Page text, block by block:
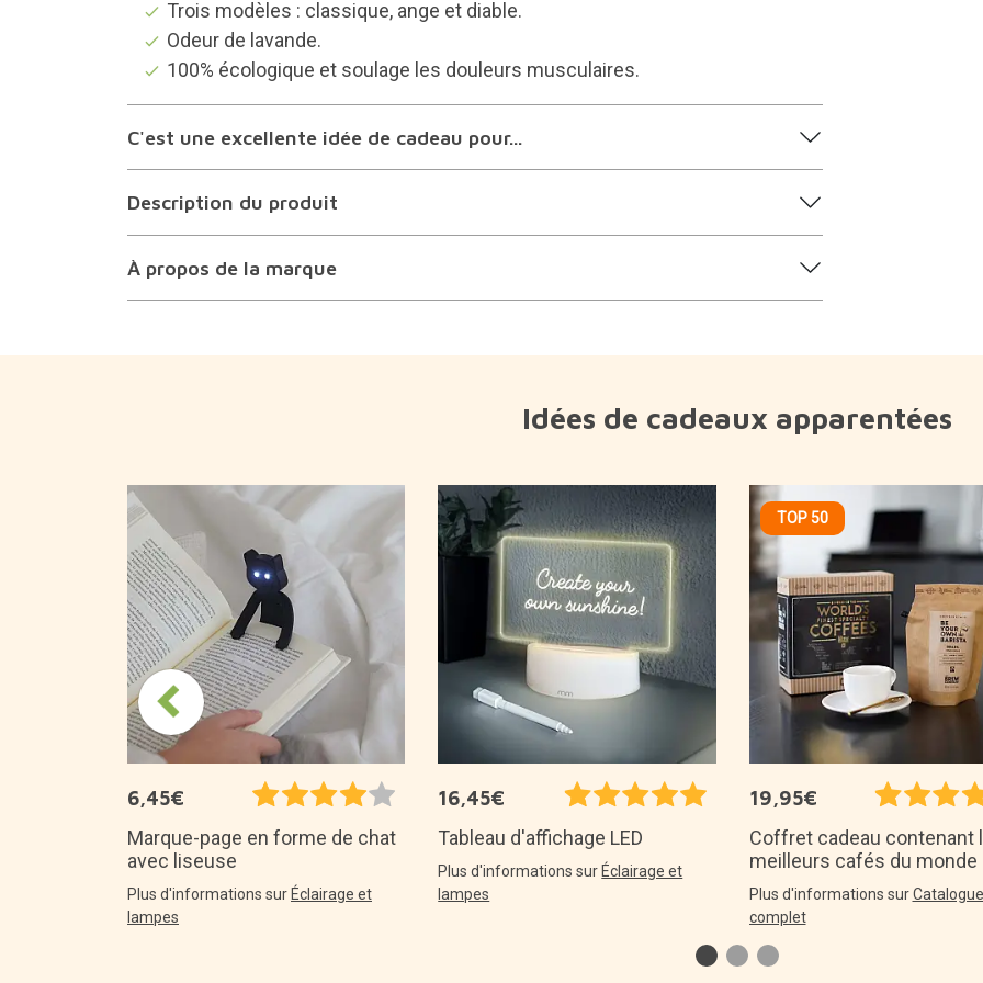
Trois modèles : classique, ange et diable.
Odeur de lavande.
100% écologique et soulage les douleurs musculaires.
C'est une excellente idée de cadeau pour...
Description du produit
À propos de la marque
Idées de cadeaux apparentées
6,45€
Marque-page en forme de chat
avec liseuse
Plus d'informations sur Éclairage et
lampes
16,45€
Tableau d'affichage LED
Plus d'informations sur Éclairage et
lampes
TOP 50
19,95€
Coffret cadeau contenant
meilleurs cafés du monde
Plus d'informations surCatalogue
complet